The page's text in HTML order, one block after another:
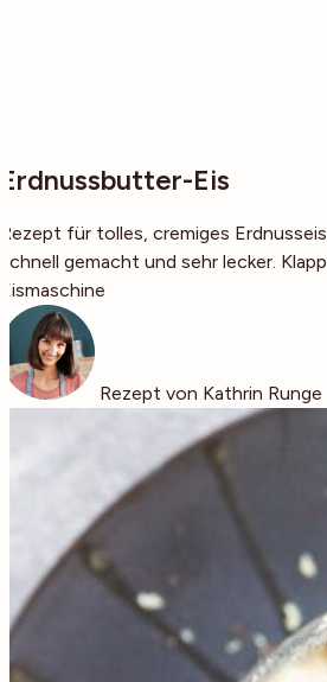
Erdnussbutter-Eis
Rezept für tolles, cremiges
schnell gemacht und sehr lecker.
Eismaschine
Rezept von Kathrin Runge